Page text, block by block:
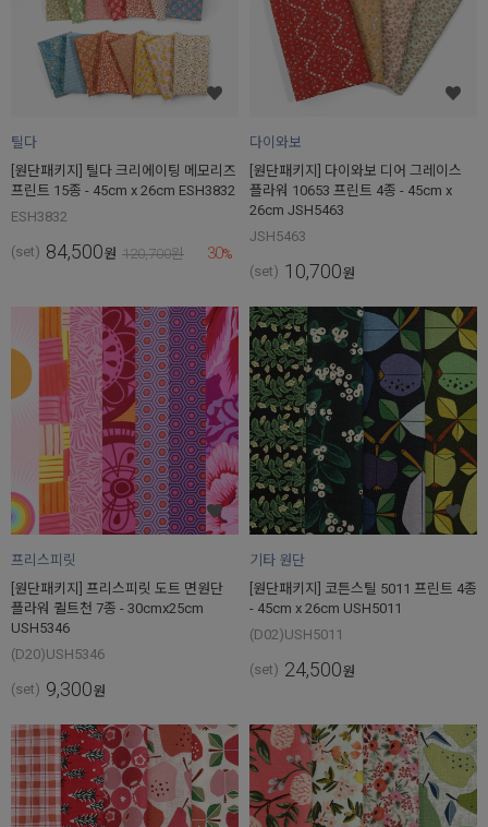
틸다
[원단패키지] 틸다 크리에이팅 메모리즈
프린트 15종 - 45cm x 26cm ESH3832
ESH3832
(set) 84,500원 120,700원 30%
다이와보
[원단패키지] 다이와보 디어 그레이스
플라워 10653 프린트 4종 - 45cm x
26cm JSH5463
JSH5463
(set) 10,700원
프리스피릿
[원단패키지] 프리스피릿 도트 면원단
플라워 퀼트천 7종 - 30cmx25cm
USH5346
(D20)USH5346
(set) 9,300원
기타 원단
[원단패키지] 코튼스틸 5011 프린트 4종
- 45cm x 26cm USH5011
(D02)USH5011
(set) 24,500원